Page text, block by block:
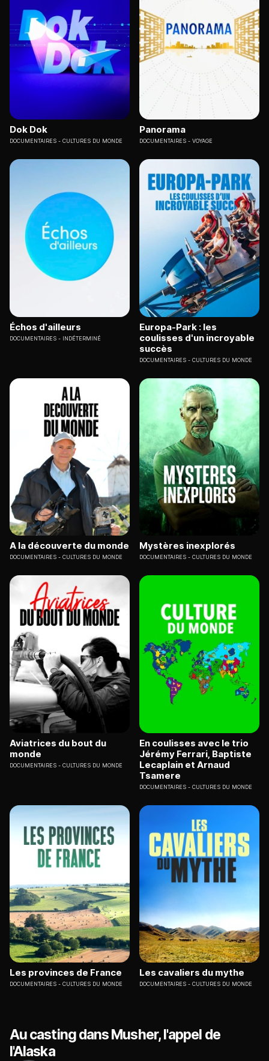
Dok Dok
DOCUMENTAIRES CULTURES DU MONDE
Panorama
DOCUMENTAIRES VOYAGE
Échos d'ailleurs
DOCUMENTAIRES INDÉTERMINÉ
Europa-Park : les
coulisses d'un incroyable
succès
DOCUMENTAIRES CULTURES DU MONDE
A la découverte du monde
DOCUMENTAIRES CULTURES DU MONDE
Mystères inexplorés
DOCUMENTAIRES CULTURES DU MONDE
Aviatrices du bout du
monde
DOCUMENTAIRES CULTURES DU MONDE
En coulisses avec le trio
Jérémy Ferrari, Baptiste
Lecaplain et Arnaud
Tsamere
DOCUMENTAIRES CULTURES DU MONDE
Les provinces de France
DOCUMENTAIRES CULTURES DU MONDE
Les cavaliers du mythe
DOCUMENTAIRES CULTURES DU MONDE
Au casting dans Musher, l'appel de
l'Alaska